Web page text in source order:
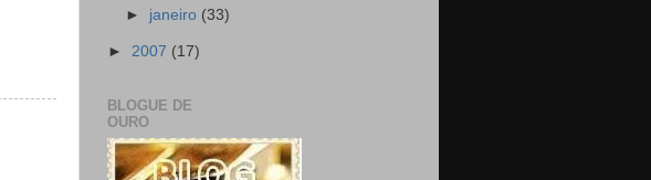
► janeiro (33)
► 2007 (17)
BLOGUE DE
OURO